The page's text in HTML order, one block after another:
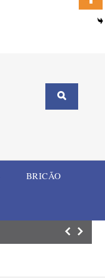
BRICÃO
SMEd de Ijuí